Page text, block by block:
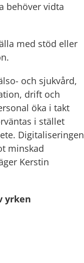
behöver vidta
med stöd eller
och sjukvård,
drift och
öka i takt
i stället
Digitaliseringen
minskad
Kerstin
yrken